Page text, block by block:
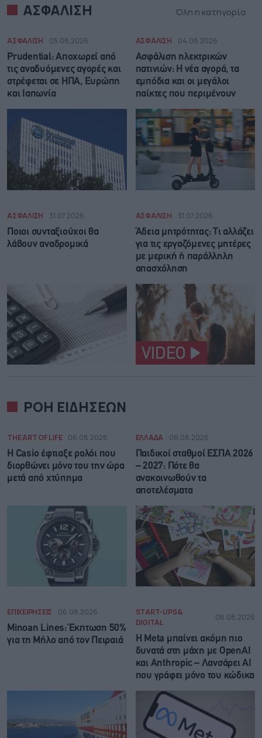
ΑΣΦΑΛΙΣΗ Όλη η κατηγορία
ΑΣΦΑΛΙΣΗ 05.08.2026
Prudential: Aποχωρεί από
τις αναδυόμενες αγορές και
στρέφεται σε ΗΠΑ, Ευρώπη
και Ιαπωνία
ΑΣΦΑΛΙΣΗ 04.08.2026
Ασφάλιση ηλεκτρικών
πατινιών: Η νέα αγορά, τα
εμπόδια και οι μεγάλοι
παίκτες που περιμένουν
ΑΣΦΑΛΙΣΗ 31.07.2026
Ποιοι συνταξιούχοι θα
λάβουν αναδρομικά
ΑΣΦΑΛΙΣΗ 31.07.2026
Άδεια μητρότητας: Τι αλλάζει
για τις εργαζόμενες μητέρες
με μερική ή παράλληλη
απασχόληση
VIDEO
ΡΟΗ ΕΙΔΗΣΕΩΝ
THE ART OF LIFE 06.08.2026
Η Casio έφτιαξε ρολόι που
διορθώνει μόνο του την ώρα
μετά από χτύπημα
ΕΛΛΑΔΑ 06.08.2026
Παιδικοί σταθμοί ΕΣΠΑ 2026
– 2027: Πότε θα
ανακοινωθούν τα
αποτελέσματα
ΕΠΙΧΕΙΡΗΣΕΙΣ 06.08.2026
Minoan Lines: Έκπτωση 50%
για τη Μήλο από τον Πειραιά
START-UPS &
DIGITAL
06.08.2026
Η Meta μπαίνει ακόμη πιο
δυνατά στη μάχη με OpenAI
και Anthropic – Λανσάρει AI
που γράφει μόνο του κώδικα